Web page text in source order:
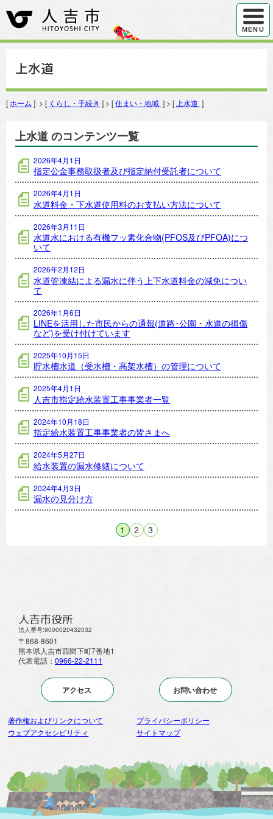
ハンバ
MENU
上水道
[ ホーム ] > [ くらし・手続き ] > [住まい・地域 ] > [ 上水道 ]
上水道 のコンテンツ一覧
2026年4月1日
指定公金事務取扱者及び指定納付受託者について
2026年4月1日
水道料金・下水道使用料のお支払い方法について
2026年3月11日
水道水における有機フッ素化合物(PFOS及びPFOA)につ
いて
2026年2月12日
水道管凍結による漏水に伴う上下水道料金の減免につい
て
2026年1月6日
LINEを活用した市民からの通報(道路･公園・水道の損傷
など)を受け付けています
2025年10月15日
貯水槽水道（受水槽・高架水槽）の管理について
2025年4月1日
人吉市指定給水装置工事事業者一覧
2024年10月18日
指定給水装置工事事業者の皆さまへ
2024年5月27日
給水装置の漏水修繕について
2024年4月3日
漏水の見分け方
1 2 3
人吉市役所
法人番号:9000020432032
〒868-8601
熊本県人吉市西間下町7番地1
代表電話： 0966-22-2111
アクセス お問い合わせ
著作権およびリンクについて
プライバシーポリシー
ウェブアクセシビリティ
サイトマップ